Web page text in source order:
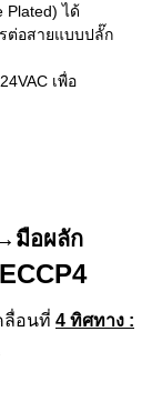
Plated) ได้
ต่อสายแบบปลั๊ก
เพื่อ
มือผลัก
ลื่อนที่ 4 ทิศทาง :